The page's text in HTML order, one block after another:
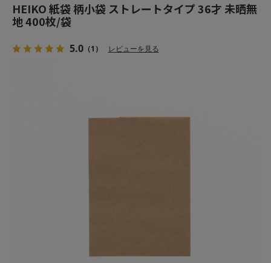
HEIKO 紙袋 柄小袋 ストレートタイプ 36才 未晒無
地 400枚/袋
5.0（1） レビューを見る